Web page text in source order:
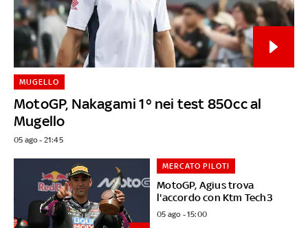
MotoGP, Nakagami 1° nei test 850cc al
Mugello
MUGELLO
05 ago - 21:45
MotoGP, Agius trova
l'accordo con Ktm Tech3
MERCATO PILOTI
05 ago - 15:00